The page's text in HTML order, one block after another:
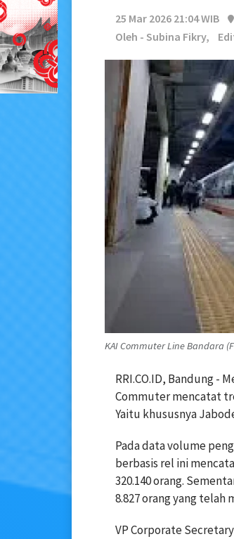
25 Mar 2026 21:04 WIB
Oleh - Subina Fikry,
KAI Commuter Line Bandara
RRI.CO.ID, Bandung -
Commuter mencatat
Yaitu khususnya
Pada data volume
berbasis rel ini
320.140 orang.
8.827 orang yang telah
VP Corporate